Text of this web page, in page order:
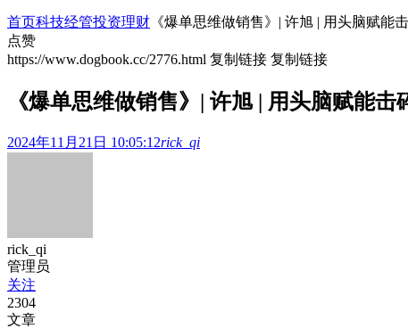
首页科技经管投资理财 《爆单思维做销售》| 许旭 | 用头脑赋能
点赞
https://www.dogbook.cc/2776.html 复制链接 复制链接
《爆单思维做销售》| 许旭 | 用头脑赋能
2024年11月21日 10:05:12rick_qi
rick_qi
管理员
关注
2304
文章